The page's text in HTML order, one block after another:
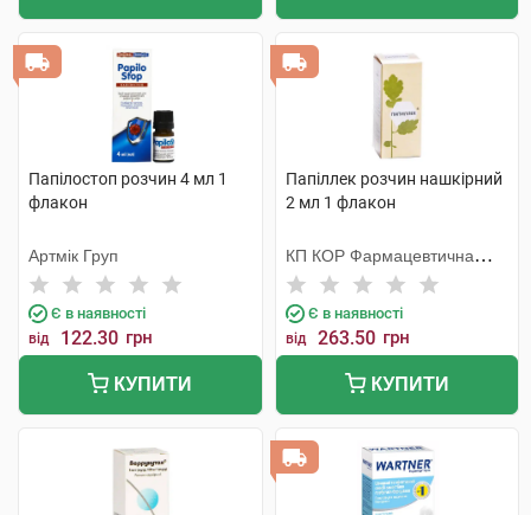
Папілостоп розчин 4 мл 1
флакон
Артмік Груп
Є в наявності
від 122.30 грн
КУПИТИ
Папіллек розчин нашкірний
2 мл 1 флакон
КП КОР Фармацевтична
фабрика
Є в наявності
від 263.50 грн
КУПИТИ